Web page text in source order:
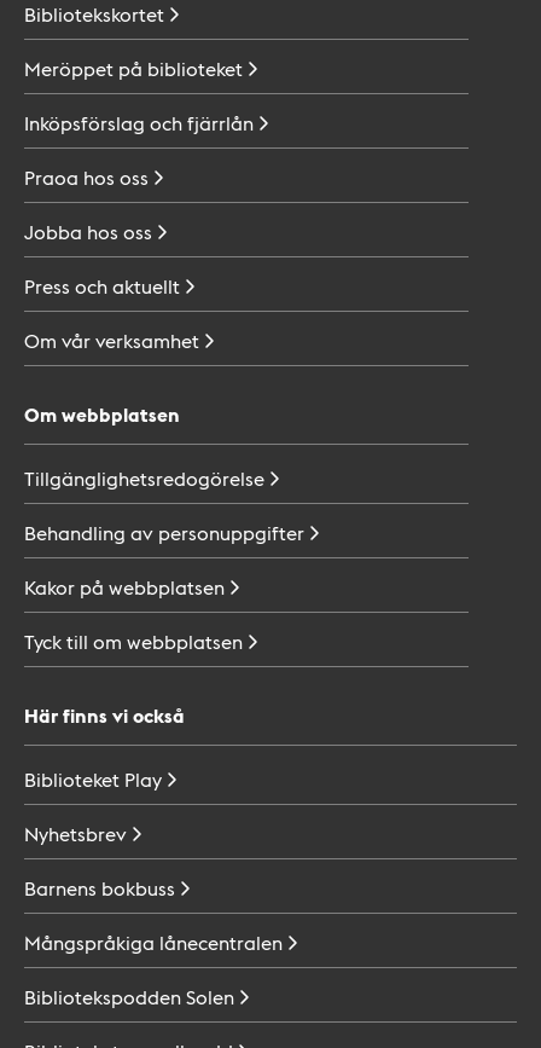
Bibliotekskortet
Meröppet på biblioteket
Inköpsförslag ochfjärrlån
Praoa hos oss
Jobba hos oss
Press ochaktuellt
Om vårverksamhet
Om webbplatsen
Tillgänglighetsredogörelse
Behandling av personuppgifter
Kakor på webbplatsen
Tyck till om webbplatsen
Här finns vi också
Biblioteket Play
Nyhetsbrev
Barnens bokbuss
Mångspråkiga lånecentralen
BibliotekspoddenSolen